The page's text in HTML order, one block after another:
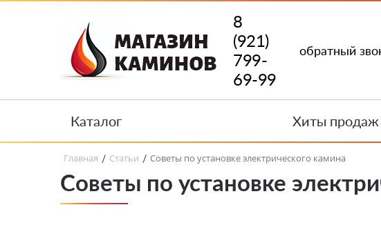
8
(921)
799-
69-99
обратный
Каталог Хиты продаж
Главная / Статьи / Советы по установке электрического камина
Советы по установке